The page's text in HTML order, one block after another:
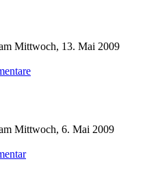
Mittwoch, 13. Mai 2009
Mittwoch, 6. Mai 2009